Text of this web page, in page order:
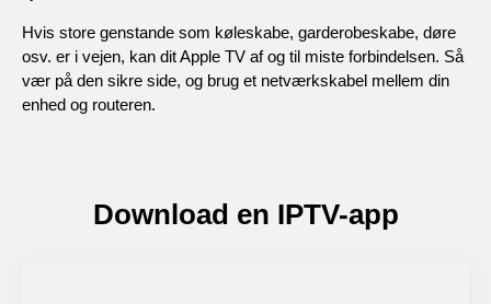
Hvis store genstande som køleskabe, garderobeskabe, døre
osv. er i vejen, kan dit Apple TV af og til miste forbindelsen. Så
vær på den sikre side, og brug et netværkskabel mellem din
enhed og routeren.
Download en IPTV-app